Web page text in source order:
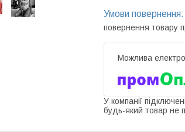
повернення товару
У компанії
будь-який товар не